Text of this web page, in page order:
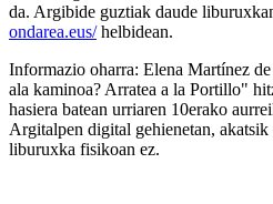
da. Argibide guztiak daude
ondarea.eus/helbidean.
Informazio oharra: Elena Martínez
ala kaminoa? Arratea a la Portillo"
hasiera batean urriaren 10erako
Argitalpen digital gehienetan, akatsik
liburuxka fisikoan ez.